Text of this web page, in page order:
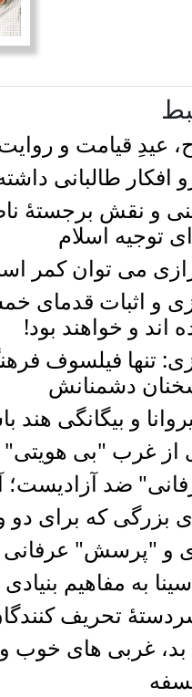
عیدِ قیامت و
افکار طالبانی
و نقش برجستۀ
توجیه اسلام
می توان کمر
و اثبات قدمای
اند و خواهند بود!
تنها فیلسوف
دشمنانش
و بیگانگی هند
از غرب "بی
ضد آزادیست؛
بزرگی که برای
و "پرسش" عرفانی
به مفاهیم
تحریف
غربی های خوب